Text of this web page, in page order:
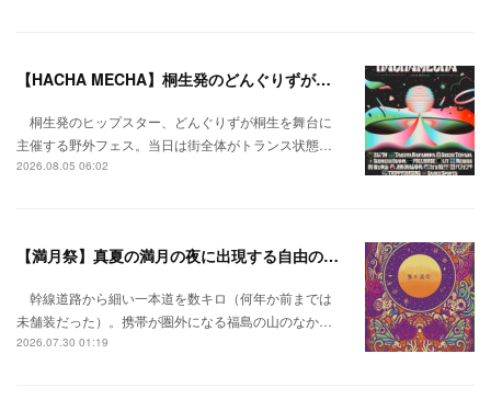
【HACHA MECHA】桐生発のどんぐりずが桐生をハチャメチャに彩る。
桐生発のヒップスター、どんぐりずが桐生を舞台に
主催する野外フェス。当日は街全体がトランス状態…
2026.08.05 06:02
【満月祭】真夏の満月の夜に出現する自由の桃源郷。
幹線道路から細い一本道を数キロ（何年か前までは
未舗装だった）。携帯が圏外になる福島の山のなか…
2026.07.30 01:19